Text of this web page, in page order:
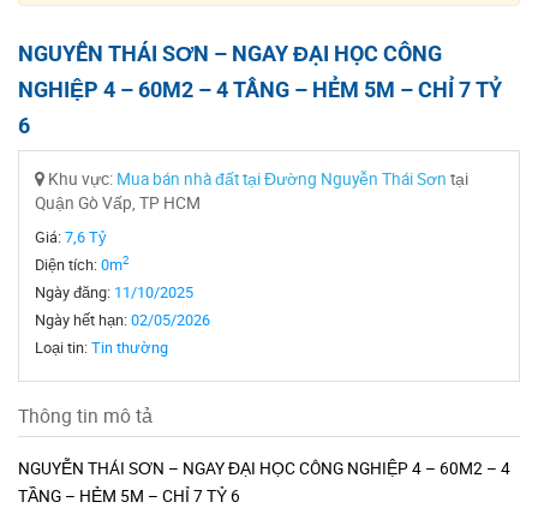
NGUYỄN THÁI SƠN – NGAY ĐẠI HỌC CÔNG
NGHIỆP 4 – 60M2 – 4 TẦNG – HẺM 5M – CHỈ 7 TỶ
6
Khu vực: Mua bán nhà đất tại Đường Nguyễn Thái Sơn tại
Quận Gò Vấp, TP HCM
Giá:7,6 Tỷ
Diện tích:0m2
Ngày đăng: 11/10/2025
Ngày hết hạn:02/05/2026
Loại tin:Tin thường
Thông tin mô tả
NGUYỄN THÁI SƠN – NGAY ĐẠI HỌC CÔNG NGHIỆP 4 – 60M2 – 4
TẦNG – HẺM 5M – CHỈ 7 TỶ 6